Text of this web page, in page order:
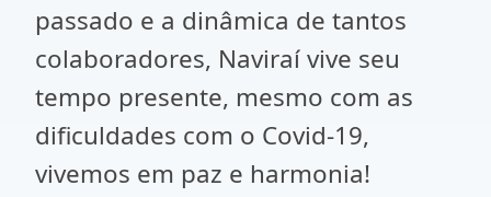
passado e a dinâmica de tantos
colaboradores, Naviraí vive seu
tempo presente, mesmo com as
dificuldades com o Covid-19,
vivemos em paz e harmonia!